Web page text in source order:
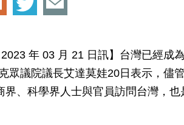
2023 年 03 月 21 日訊】台灣已經成
眾議院議長艾達莫娃20日表示，儘
界、科學界人士與官員訪問台灣，